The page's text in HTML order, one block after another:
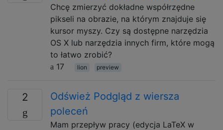
Chcę zmierzyć dokładne współrzędne
pikseli na obrazie, na którym znajduje się
kursor myszy. Czy są dostępne narzędzia
OS X lub narzędzia innych firm, które mogą
to łatwo zrobić?
17
lion preview
2
Odśwież Podgląd z wiersza
poleceń
Mam przepływ pracy (edycja LaTeX w